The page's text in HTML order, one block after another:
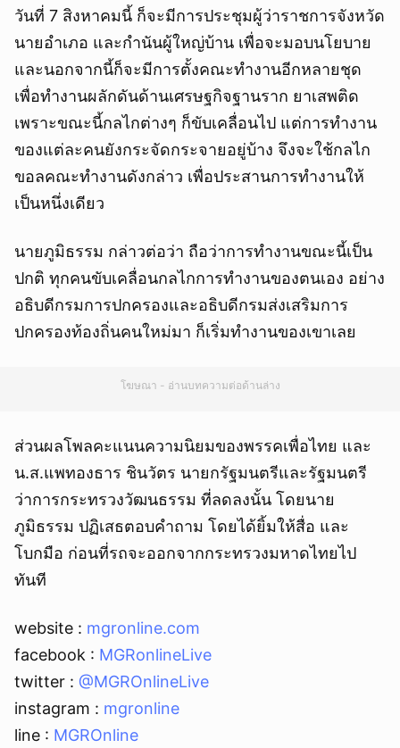
วันที่ 7 สิงหาคมนี้ ก็จะมีการประชุมผู้ว่าราชการจังหวัด
นายอำเภอ และกำนันผู้ใหญ่บ้าน เพื่อจะมอบนโยบาย
และนอกจากนี้ก็จะมีการตั้งคณะทำงานอีกหลายชุด
เพื่อทำงานผลักดันด้านเศรษฐกิจฐานราก ยาเสพติด
เพราะขณะนี้กลไกต่างๆ ก็ขับเคลื่อนไป แต่การทำงาน
ของแต่ละคนยังกระจัดกระจายอยู่บ้าง จึงจะใช้กลไก
ขอลคณะทำงานดังกล่าว เพื่อประสานการทำงานให้
เป็นหนึ่งเดียว
นายภูมิธรรม กล่าวต่อว่า ถือว่าการทำงานขณะนี้เป็น
ปกติ ทุกคนขับเคลื่อนกลไกการทำงานของตนเอง อย่าง
อธิบดีกรมการปกครองและอธิบดีกรมส่งเสริมการ
ปกครองท้องถิ่นคนใหม่มา ก็เริ่มทำงานของเขาเลย
โฆษณา - อ่านบทความต่อด้านล่าง
ส่วนผลโพลคะแนนความนิยมของพรรคเพื่อไทย และ
น.ส.แพทองธาร ชินวัตร นายกรัฐมนตรีและรัฐมนตรี
ว่าการกระทรวงวัฒนธรรม ที่ลดลงนั้น โดยนาย
ภูมิธรรม ปฏิเสธตอบคำถาม โดยได้ยิ้มให้สื่อ และ
โบกมือ ก่อนที่รถจะออกจากกระทรวงมหาดไทยไป
ทันที
website : mgronline.com
facebook : MGRonlineLive
twitter : @MGROnlineLive
instagram : mgronline
line : MGROnline